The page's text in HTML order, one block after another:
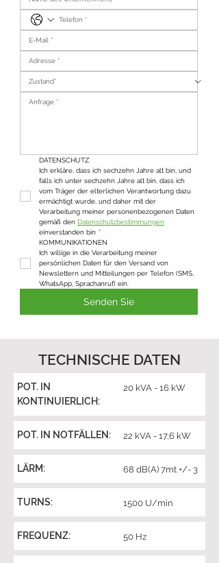
DATENSCHUTZ
Ich erkläre, dass ich sechzehn Jahre alt bin, und
falls ich unter sechzehn Jahre alt bin, dass ich
vom Träger der elterlichen Verantwortung dazu
ermächtigt wurde, und daher mit der
Verarbeitung meiner personenbezogenen Daten
gemäß den Datenschutzbestimmungen
einverstanden bin *
KOMMUNIKATIONEN
Ich willige in die Verarbeitung meiner
persönlichen Daten für den Versand von
Newslettern und Mitteilungen per Telefon (SMS,
WhatsApp, Sprachanruf) ein.
Senden Sie
TECHNISCHE DATEN
POT. IN
KONTINUIERLICH:
20 kVA - 16 kW
POT. IN NOTFÄLLEN: 22 kVA - 17,6 kW
LÄRM: 68 dB(A) 7mt +/- 3
TURNS: 1500 U/min
FREQUENZ: 50 Hz